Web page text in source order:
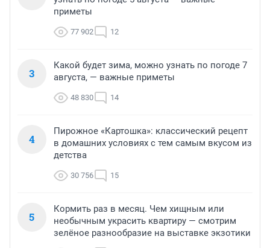
приметы
77 902 12
3
Какой будет зима, можно узнать по погоде 7
августа, — важные приметы
48 830 14
4
Пирожное «Картошка»: классический рецепт
в домашних условиях с тем самым вкусом из
детства
30 756 15
5
Кормить раз в месяц. Чем хищным или
необычным украсить квартиру — смотрим
зелёное разнообразие на выставке экзотики